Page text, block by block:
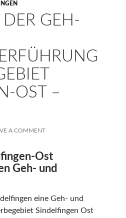
GEH-
OST –
A COMMENT
Ost
Geh- und
eine Geh- und
Sindelfingen Ost